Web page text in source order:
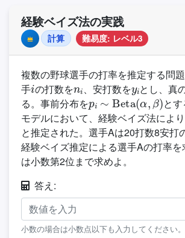
経験ベイズ法の実践
Premium
計算 難易度: レベル3
複数の野球選手の打率を推定する問
手
i
の打数を
ni
、安打数を
yi
とし、真
る。事前分布を
pi∼Beta(α,β)
と
モデルにおいて、経験ベイズ法により
と推定された。選手Aは20打数8安打
経験ベイズ推定による選手Aの打率を
は小数第2位まで求めよ。
答え:
小数の場合は小数点以下も入力してください。